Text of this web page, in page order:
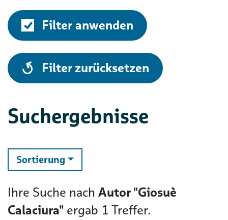
Filter anwenden
alle
Filter zurücksetzen
Suchergebnisse
Sortierung ändern
Ihre Suche nach Autor "Giosuè
Calaciura" ergab 1 Treffer.